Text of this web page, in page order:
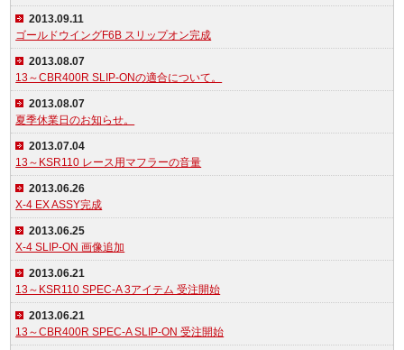
2013.09.11
ゴールドウイングF6B スリップオン完成
2013.08.07
13～CBR400R SLIP-ONの適合について。
2013.08.07
夏季休業日のお知らせ。
2013.07.04
13～KSR110 レース用マフラーの音量
2013.06.26
X-4 EX ASSY完成
2013.06.25
X-4 SLIP-ON 画像追加
2013.06.21
13～KSR110 SPEC-A 3アイテム 受注開始
2013.06.21
13～CBR400R SPEC-A SLIP-ON 受注開始